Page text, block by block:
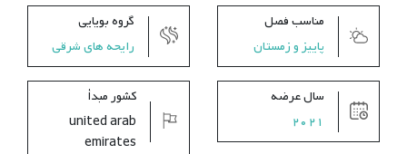
مناسب فصل
پاییز و زمستان
گروه بویایی
رایحه های شرقی
سال عرضه
2021
کشور مبدأ
united arab
emirates